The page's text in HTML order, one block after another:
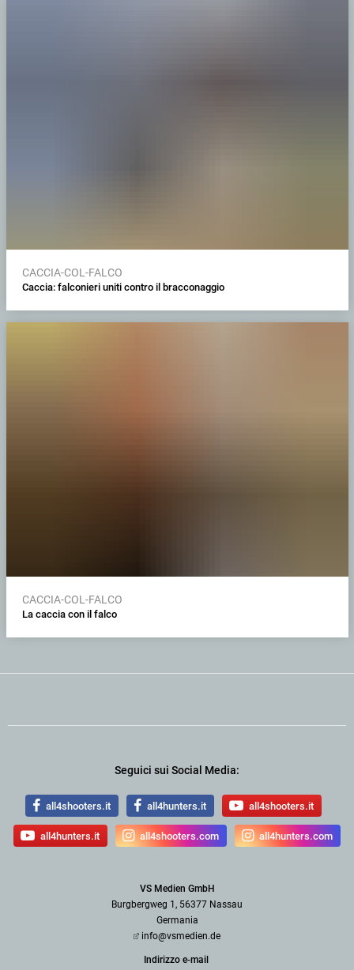
CACCIA-COL-FALCO
Caccia: falconieri uniti contro il bracconaggio
CACCIA-COL-FALCO
La caccia con il falco
Seguici sui Social Media:
all4shooters.it all4hunters.it all4shooters.it
all4hunters.it all4shooters.com all4hunters.com
VS Medien GmbH
Burgbergweg 1, 56377 Nassau
Germania
info@vsmedien.de
Indirizzo e-mail